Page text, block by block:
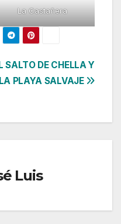
La Castañera
SALTO DE CHELLA Y
LA PLAYA SALVAJE
Luis